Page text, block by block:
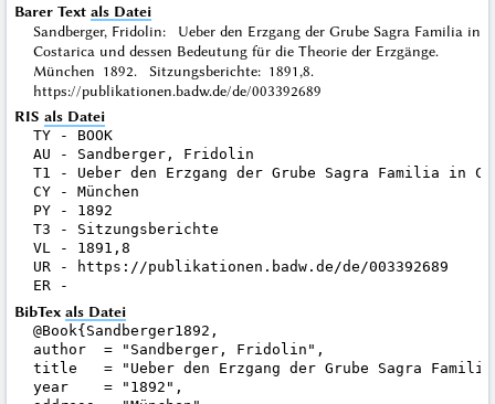
Barer Text als Datei
Sandberger, Fridolin: Ueber den Erzgang der Grube Sagra Familia in
Costarica und dessen Bedeutung für die Theorie der Erzgänge.
München 1892. Sitzungsberichte: 1891,8.
https://publikationen.badw.de/de/003392689
RIS als Datei
TY - BOOK
AU - Sandberger, Fridolin
T1 - Ueber den Erzgang der Grube Sagra Familia in
CY - München
PY - 1892
T3 - Sitzungsberichte
VL - 1891,8
UR - https://publikationen.badw.de/de/003392689
BibTex als Datei
@Book{Sandberger1892,
author  = "Sandberger, Fridolin",
title   = "Ueber den Erzgang der Grube Sagra
year    = "1892",